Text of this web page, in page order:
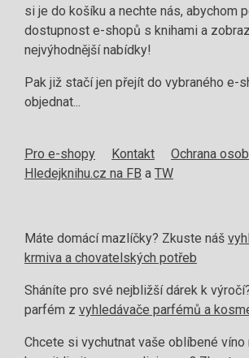
si je do košíku a nechte nás, abychom
dostupnost e-shopů s knihami a
nejvýhodnější nabídky!
Pak již stačí jen přejít do vybraného e-
objednat...
Pro e-shopy Kontakt
Ochrana
Hledejknihu.cz na FB a TW
Máte domácí mazlíčky? Zkuste náš
krmiva a chovatelských potřeb
Sháníte pro své nejbližší dárek k
parfém z vyhledávače parfémů a
Chcete si vychutnat vaše oblíbené